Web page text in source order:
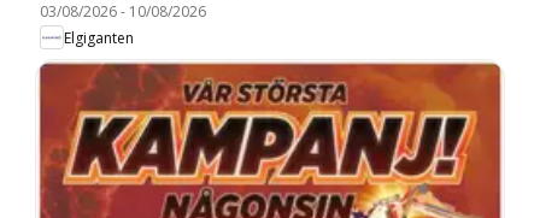
03/08/2026- 10/08/2026
Elgiganten